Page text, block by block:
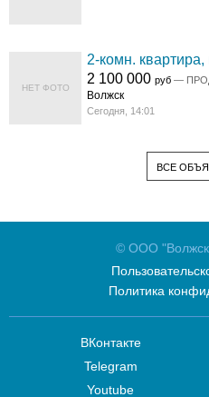
НЕТ ФОТО
2-комн.
2 100 000руб —
Волжск
Сегодня, 14:01
ВСЕ
© ООО
Политика
ВКонтакте
Telegram
Youtube